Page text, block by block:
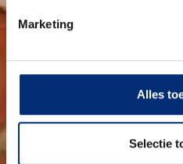
Marketing
Alles
Selectie